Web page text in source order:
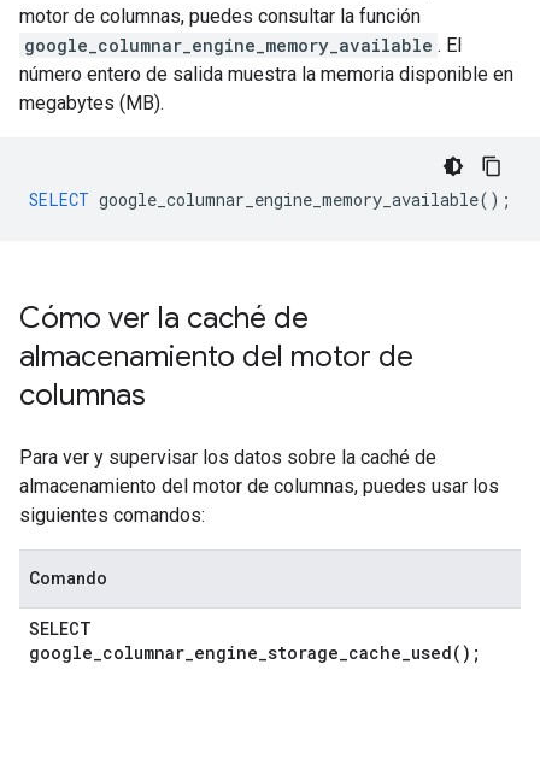
motor de columnas, puedes consultar la función
google_columnar_engine_memory_available . El
número entero de salida muestra la memoria disponible en
megabytes (MB).
SELECT google_columnar_engine_memory_available();
Cómo ver la caché de
almacenamiento del motor de
columnas
Para ver y supervisar los datos sobre la caché de
almacenamiento del motor de columnas, puedes usar los
siguientes comandos:
Comando
SELECT
google_columnar_engine_storage_cache_used( );